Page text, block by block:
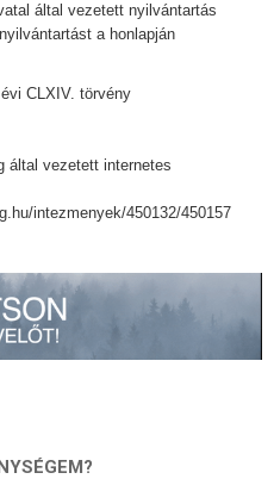
által vezetett nyilvántartás
a honlapján
CLXIV. törvény
által vezetett internetes
intezmenyek/450132/450157